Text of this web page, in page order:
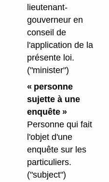
lieutenant-
gouverneur en
conseil de
l'application de la
présente loi.
("minister")
« personne
sujette à une
enquête »
Personne qui fait
l'objet d'une
enquête sur les
particuliers.
("subject")